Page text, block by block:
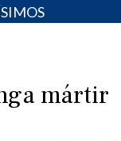
mártir